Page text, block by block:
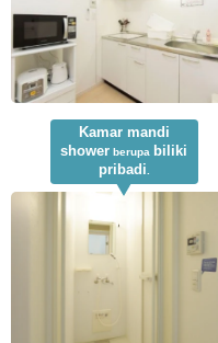
Kamar mandi
shower berupa biliki
pribadi